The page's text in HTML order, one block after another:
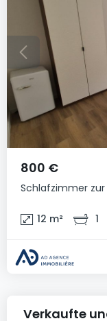
Schlafzimmer
800 €
12 m² 1
Verkaufte